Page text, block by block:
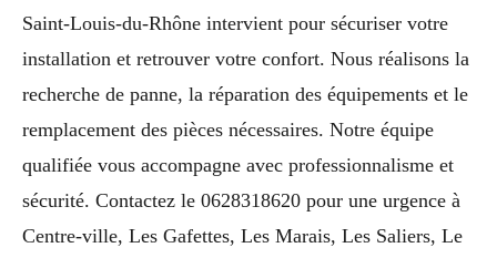
Saint-Louis-du-Rhône intervient pour sécuriser votre
installation et retrouver votre confort. Nous réalisons la
recherche de panne, la réparation des équipements et le
remplacement des pièces nécessaires. Notre équipe
qualifiée vous accompagne avec professionnalisme et
sécurité. Contactez le 0628318620 pour une urgence à
Centre-ville, Les Gafettes, Les Marais, Les Saliers, Le